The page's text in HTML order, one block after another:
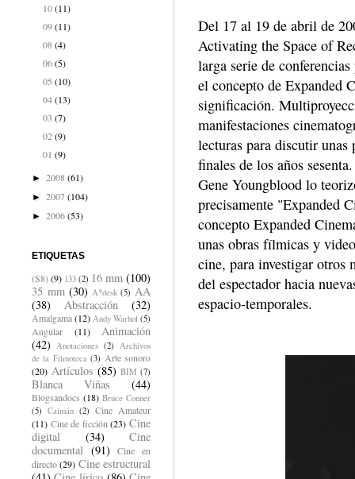
Del 17 al 19 de abril de
Activating the Space of
larga serie de
el concepto de Expanded
significación.
manifestaciones
lecturas para discutir
finales de los años
Gene Youngblood lo
precisamente "Expanded
concepto Expanded
unas obras fílmicas y
cine, para investigar otros
del espectador hacia
espacio-temporales.
10 (11)
09 (11)
08 (4)
06 (5)
05 (10)
04 (13)
03 (7)
02 (9)
01 (9)
► 2008(61)
► 2007(104)
► 2006(53)
ETIQUETAS
(S8)(9) 133 (2) 16 mm (100)
35 mm (30) A*desk (5) AA
(38)
Abstracción (32)
Amalgama(12) Andy Warhol (5)
Angular (11)
Animación
(42)
Anotaciones (2)
Archivos
de la Filmoteca (3) Arte sonoro
(20) Artículos (85) BIM (7)
Blanca Viñas (44)
Blogsandocs (18) Bruce Conner
(5) Caimán (2) Cine Amateur
(11) Cine de ficción (23) Cine
digital
(34)
Cine
documental (91)
Cine en
directo (29) Cine estructural